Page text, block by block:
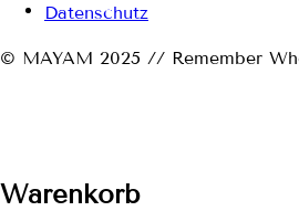
Datenschutz
© MAYAM 2025 // Remember
Warenkorb